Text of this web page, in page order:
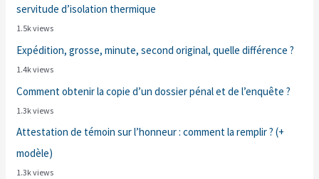
servitude d’isolation thermique
1.5k views
Expédition, grosse, minute, second original, quelle différence ?
1.4k views
Comment obtenir la copie d’un dossier pénal et de l’enquête ?
1.3k views
Attestation de témoin sur l’honneur : comment la remplir ? (+
modèle)
1.3k views